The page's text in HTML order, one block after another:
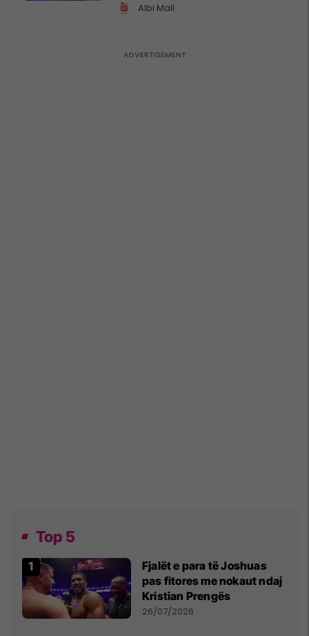
Albi Mall
Top 5
Fjalët e para të Joshuas
pas fitores me nokaut ndaj
Kristian Prengës
26/07/2026